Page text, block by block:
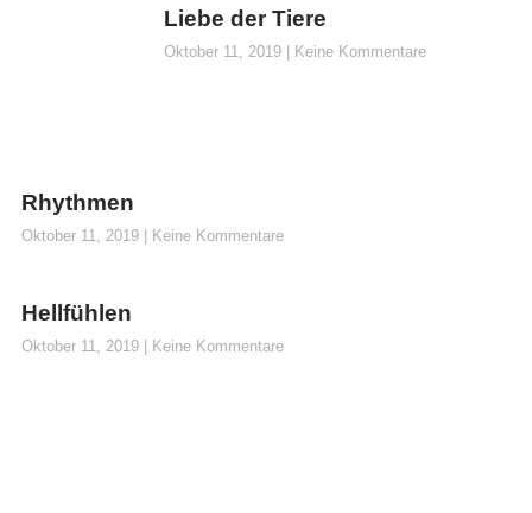
Liebe der Tiere
Oktober 11, 2019 Keine Kommentare
Rhythmen
Oktober 11, 2019 Keine Kommentare
Hellfühlen
Oktober 11, 2019 Keine Kommentare